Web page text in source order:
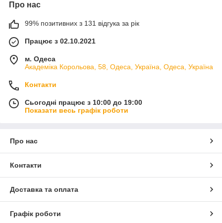
Про нас
99% позитивних з 131 відгука за рік
Працює з 02.10.2021
м. Одеса
Академіка Корольова, 58, Одеса, Україна, Одеса, Україна
Контакти
Сьогодні працює з 10:00 до 19:00
Показати весь графік роботи
Про нас
Контакти
Доставка та оплата
Графік роботи